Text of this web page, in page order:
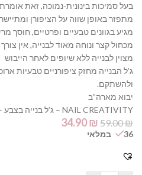
בעל סמיכות בינונית-נמוכה, זאת
מתפזר באופן שווה על הציפורן
מגיע בגוונים טבעיים ופרטיים, חוסך
מכחול קצר ונוחה מאוד לבנייה, אין
מצוין לבנייה ללא שיופים לאחר הייבוש
ג’ל הבנייה מחזק ציפורניים טבעיות
ולהשתקם.
יבוא מארה”ב
NAIL CREATIVITY – ג’ל בנייה בצבע – המותג האיכותי, יבוא מארה”ב
59.00₪
34.90₪
36 במלאי